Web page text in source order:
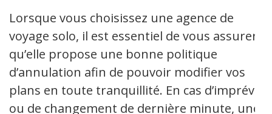
Lorsque vous choisissez une agence de
voyage solo, il est essentiel de vous assurer
qu’elle propose une bonne politique
d’annulation afin de pouvoir modifier vos
plans en toute tranquillité. En cas d’imprévu
ou de changement de dernière minute, une